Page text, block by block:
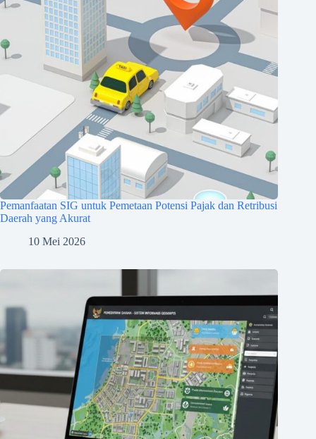
Pemanfaatan SIG untuk Pemetaan Potensi Pajak dan Retribusi
Daerah yang Akurat
10 Mei 2026